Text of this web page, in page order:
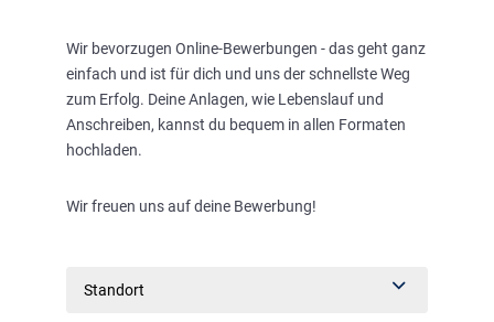
Wir bevorzugen Online-Bewerbungen - das geht ganz
einfach und ist für dich und uns der schnellste Weg
zum Erfolg. Deine Anlagen, wie Lebenslauf und
Anschreiben, kannst du bequem in allen Formaten
hochladen.
Wir freuen uns auf deine Bewerbung!
Standort